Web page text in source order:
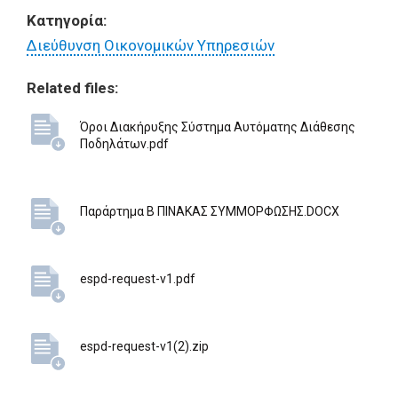
Κατηγορία:
Διεύθυνση Οικονομικών Υπηρεσιών
Related files:
Όροι Διακήρυξης Σύστημα Αυτόματης Διάθεσης
Ποδηλάτων.pdf
Παράρτημα Β ΠΙΝΑΚΑΣ ΣΥΜΜΟΡΦΩΣΗΣ.DOCX
espd-request-v1.pdf
espd-request-v1(2).zip